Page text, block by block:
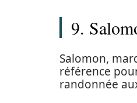
9.
Salomon,
référence
randonnée